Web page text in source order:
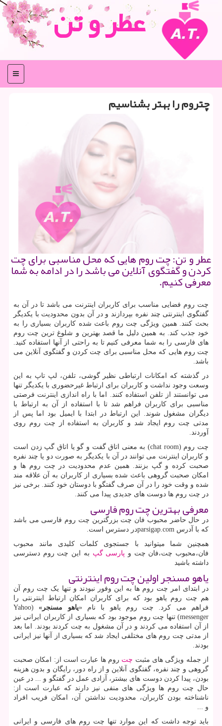
عطر و تن
منو
چتروم را بهتر بشناسیم
عطر و تن: چت روم هایی كه محل مناسبی برای چت
كردن و گفتگوی آنلاین می باشد را در ادامه به شما
معرفی كنیم.
چت روم فضایی مناسب برای کاربران اینترنت می باشد تا در آن به
گفتگوی اینترنتی چند نفره بپردازند و در آن بدون محدودیت با یکدیگر
بحث کنند. همین ویژگی چت روم باعث شده کاربران بسیاری را به
خود جذب کند. به همین دلیل ما قصد بهترین و شلوغ ترین چت روم
های فارسی را به شما معرفی کنیم تا به راحتی از آنها استفاده کنید.
چت روم هایی که محل مناسبی برای چت کردن و گفتگوی آنلاین می
باشد
در گذشته که امکانات ارتباطی نظیر گوشی، تلفن، لپ تاپ به این
وسعت وجود نداشت و کاربران برای ارتباط غیرحضوری با یکدیگر تنها
می توانستند از تلفن استفاده کنند. اما با راه اندازی اینترنت فرصتی
مناسبی برای کاربران فراهم شد تا با استفاده از آن به ارتباط با
دیگران مشغول شوند. این ارتباط در ابتدا با ایمیل بود اما پس از
مدتی چت روم ایجاد شد و کاربران به استفاده از چت روم روی
آوردند
چت روم (chat room)
به معنی اتاق گفت و گو یا اتاق گپ زدن است
و کاربران اینترنت می توانند در آن با یکدیگر به صورت دو یا چند نفره
صحبت کرده و گپ بزنند. همین عدم محدودیت در چت روم ها و
امکان صحبت گروهی باعث شده بسیاری از کاربران به آن علاقه مند
شده و وقت خود را در آن صرف گفتگو با دوستان خود کنند. برخی نیز
در چت روم ها دوست های جدیدی پیدا می کنند
معرفی بهترین چت روم فارسی
در حال حاضر محبوب فان چت بزرگترین چت روم فارسی می باشد
که با آدرس parsigap.comدر دسترس است.
همچنین شما میتوانید با جستجوی کلمات کلیدی مانند محبوب
فان،محبوب چت،فان چت و پارسی گپ به این چت روم دسترسی
داشته باشید
یاهو مسنجر اولین چت روم اینترنتی
در ابتدای امر چت روم ها به این وفور نبودند و تنها یک چت روم آن
هم چت روم یاهو بود که برای کاربران امکان ارتباط اینترنتی را
فراهم می کرد. چت روم یاهو با نام «یاهو مسنجر»
(Yahoo
messenger) تنها چت روم موجود بود که بسیاری از کاربران ایرانی نیز
از آن استفاده می کردند و در آن مشغول به چت کردند بودند. اما بعد
از مدتی چت روم های مختلفی ایجاد شد که بسیاری از آنها نیز ایرانی
بودند.
از جمله ویژگی های مثبت چت روم ها عبارت است از: امکان صحبت
گروهی و چند نفره، گفتگوی آنلاین و از راه دور، رایگان و بدون هزینه
بودن، پیدا کردن دوست های بیشتر، آزادی عمل در گفتگو و ... در عین
حال چت روم ها ویژگی های منفی نیز دارند که عبارت است از:
ناشناخته بودن کاربران، محدودیت نداشتن آن، امکان فریب افراد
و ...
باید توجه داشت که این موارد تنها چت روم های فارسی و ایرانی